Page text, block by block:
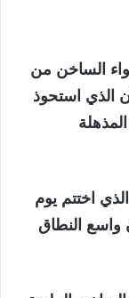
الساخن من
الذي استحوذ
معرض الرمال والمرح 2024، الذي اختتم يوم
واسع النطاق